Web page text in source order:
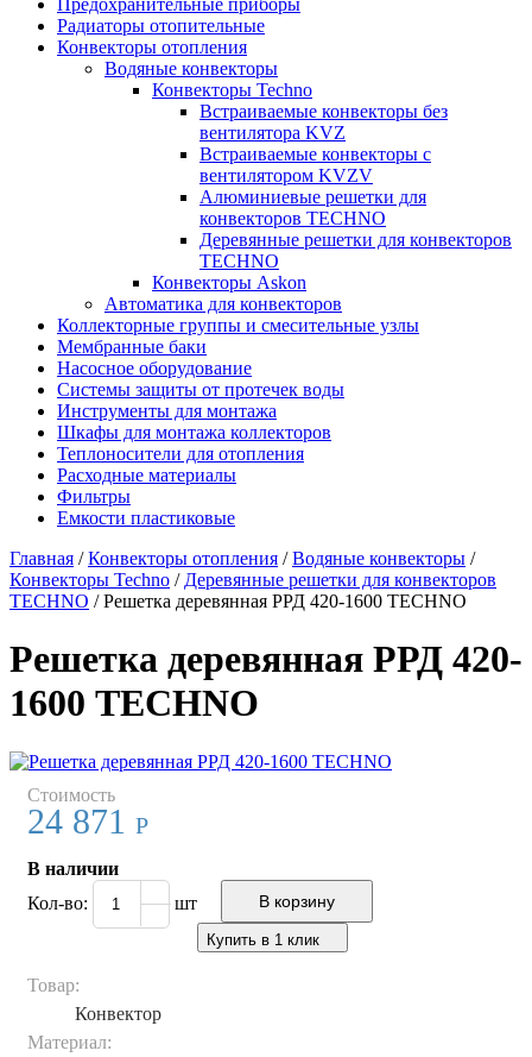
Предохранительные приборы
Радиаторы отопительные
Конвекторы отопления
Водяные конвекторы
Конвекторы Techno
Встраиваемые конвекторы без
вентилятора KVZ
Встраиваемые конвекторы с
вентилятором KVZV
Алюминиевые решетки для
конвекторов TECHNO
Деревянные решетки для конвекторов
TECHNO
Конвекторы Askon
Автоматика для конвекторов
Коллекторные группы и смесительные узлы
Мембранные баки
Насосное оборудование
Системы защиты от протечек воды
Инструменты для монтажа
Шкафы для монтажа коллекторов
Теплоносители для отопления
Расходные материалы
Фильтры
Емкости пластиковые
Главная / Конвекторы отопления / Водяные конвекторы /
Конвекторы Techno / Деревянные решетки для конвекторов
TECHNO /Решетка деревянная РРД 420-1600 TECHNO
Решетка деревянная РРД 420-
1600 TECHNO
Стоимость
24 871 Р
В наличии
Кол-во:
шт
Купить в 1 клик
Товар:
Конвектор
Материал: